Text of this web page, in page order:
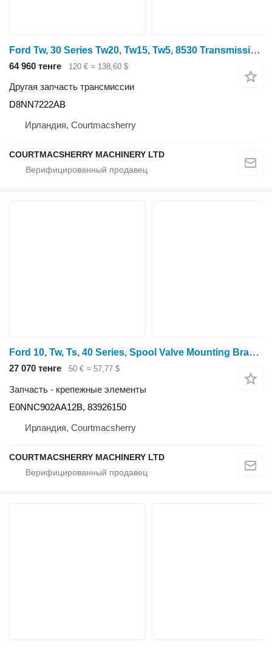
Ford Tw, 30 Series Tw20, Tw15, Tw5, 8530 Transmission Top Cover Plate D8NN7222AB для трактора колесного
64 960 тенге 120 € ≈ 138,60 $
Другая запчасть трансмиссии
D8NN7222AB
Ирландия, Courtmacsherry
COURTMACSHERRY MACHINERY LTD
Ford 10, Tw, Ts, 40 Series, Spool Valve Mounting Bracket Rhs E0nnc902 E0NNC902AA12B для трактора колесного
27 070 тенге 50 € ≈ 57,77 $
Запчасть - крепежные элементы
E0NNC902AA12B, 83926150
Ирландия, Courtmacsherry
COURTMACSHERRY MACHINERY LTD